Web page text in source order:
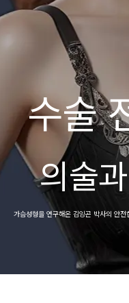
수술
의술
가슴성형을 연구해온 김잉곤 박사의 안전